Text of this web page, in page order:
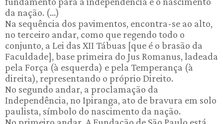
da nação. (...)
Na sequência dos pavimentos, encontra-se ao alto,
no terceiro andar, como que regendo todo o
conjunto, a Lei das XII Tábuas [que é o brasão da
Faculdade], base primeira do Jus Romanus, ladeada
pela Força (à esquerda) e pela Temperança (à
direita), representando o próprio Direito.
No segundo andar, a proclamação da
Independência, no Ipiranga, ato de bravura em solo
paulista, símbolo do nascimento da nação.